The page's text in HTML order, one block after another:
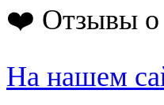
❤️ Отзывы о
На нашем